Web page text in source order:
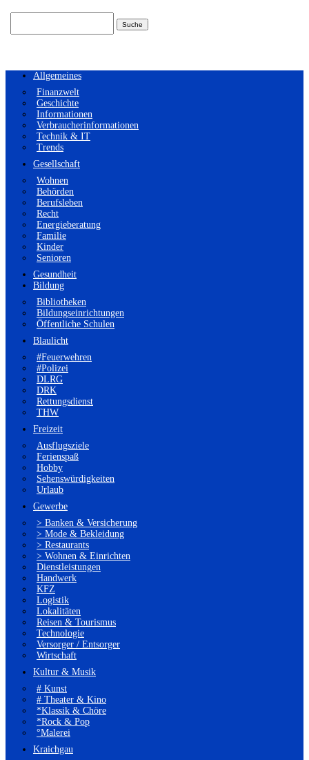
Allgemeines
Finanzwelt
Geschichte
Informationen
Verbraucherinformationen
Technik & IT
Trends
Gesellschaft
Wohnen
Behörden
Berufsleben
Recht
Energieberatung
Familie
Kinder
Senioren
Gesundheit
Bildung
Bibliotheken
Bildungseinrichtungen
Öffentliche Schulen
Blaulicht
#Feuerwehren
#Polizei
DLRG
DRK
Rettungsdienst
THW
Freizeit
Ausflugsziele
Ferienspaß
Hobby
Sehenswürdigkeiten
Urlaub
Gewerbe
> Banken & Versicherung
> Mode & Bekleidung
> Restaurants
> Wohnen & Einrichten
Dienstleistungen
Handwerk
KFZ
Logistik
Lokalitäten
Reisen & Tourismus
Technologie
Versorger / Entsorger
Wirtschaft
Kultur & Musik
# Kunst
# Theater & Kino
*Klassik & Chöre
*Rock & Pop
°Malerei
Kraichgau